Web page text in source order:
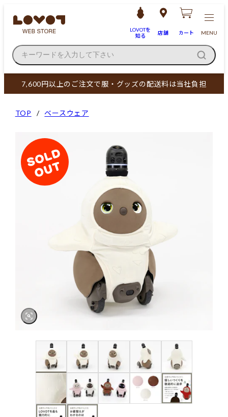
LOVOTを
知る
店舗 カート MENU
キーワードを入力して下さい
7,600円以上のご注文で服・グッズの配送料は当社負担
TOP ベースウェア